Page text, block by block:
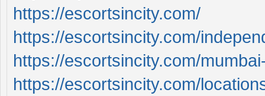
https://escortsincity.com/
https://escortsincity.com/
https://escortsincity.com/
https://escortsincity.com/